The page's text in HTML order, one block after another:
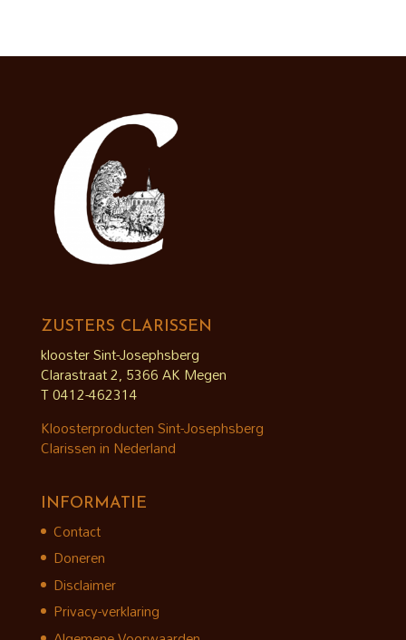
ZUSTERS CLARISSEN
klooster Sint-Josephsberg
Clarastraat 2, 5366 AK Megen
T 0412-462314
Kloosterproducten Sint-Josephsberg
Clarissen in Nederland
INFORMATIE
Contact
Doneren
Disclaimer
Privacy-verklaring